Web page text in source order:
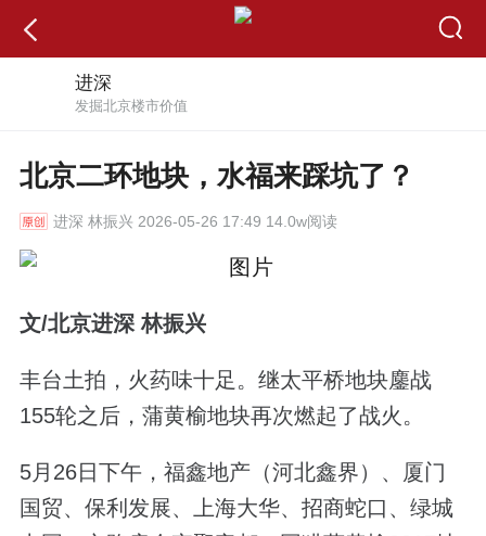
进深
发掘北京楼市价值
北京二环地块，水福来踩坑了？
进深 林振兴 2026-05-26 17:49 14.0w阅读
文/北京进深 林振兴
丰台土拍，火药味十足。继太平桥地块鏖战
155轮之后，蒲黄榆地块再次燃起了战火。
5月26日下午，福鑫地产（河北鑫界）、厦门
国贸、保利发展、上海大华、招商蛇口、绿城